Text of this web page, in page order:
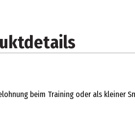
beim Training oder als kleiner